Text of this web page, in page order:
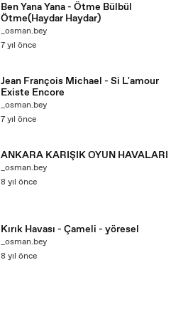
Ben Yana Yana - Ötme Bülbül
Ötme(Haydar Haydar)
_osman.bey
7 yıl önce
Jean François Michael - Si L'amour
Existe Encore
_osman.bey
7 yıl önce
ANKARA KARIŞIK OYUN HAVALARI
_osman.bey
8 yıl önce
Kırık Havası - Çameli - yöresel
_osman.bey
8 yıl önce